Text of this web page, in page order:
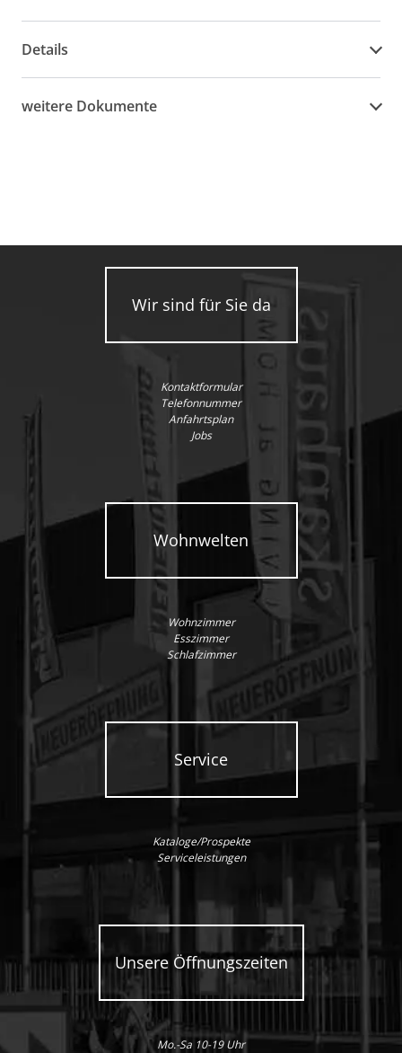
Details
weitere Dokumente
Wir sind für Sie da
Kontaktformular
Telefonnummer
Anfahrtsplan
Jobs
Wohnwelten
Wohnzimmer
Esszimmer
Schlafzimmer
Service
Kataloge/Prospekte
Serviceleistungen
Unsere Öffnungszeiten
Mo.-Sa 10-19 Uhr